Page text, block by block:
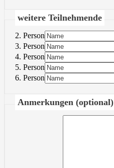
weitere Teilnehmende
2. Person
3. Person
4. Person
5. Person
6. Person
Anmerkungen (optional)